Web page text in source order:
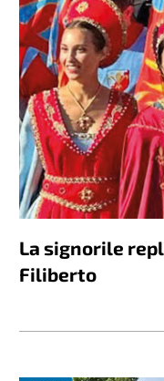
La signorile
Filiberto